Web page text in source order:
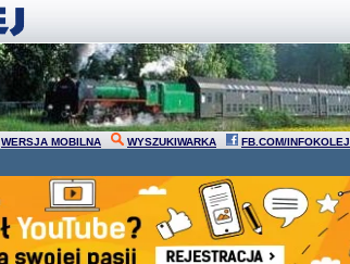
WERSJA MOBILNA WYSZUKIWARKA FB.COM/INFOKOLEJ